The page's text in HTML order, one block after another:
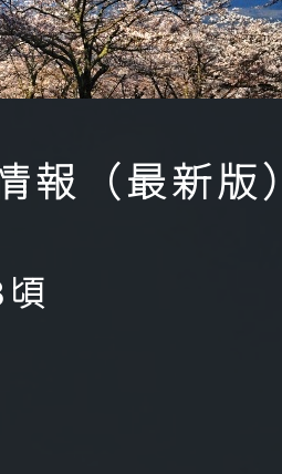
報（最新版）